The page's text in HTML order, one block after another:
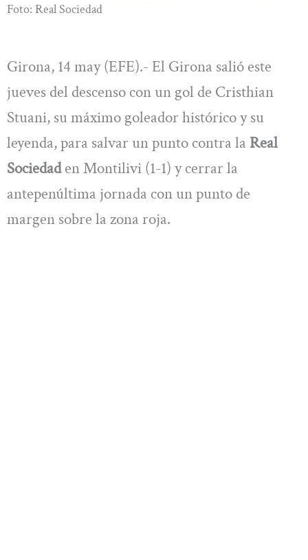
Foto: Real Sociedad
Girona, 14 may (EFE).- El Girona salió este
jueves del descenso con un gol de Cristhian
Stuani, su máximo goleador histórico y su
leyenda, para salvar un punto contra la Real
Sociedaden Montilivi (1-1) y cerrar la
antepenúltima jornada con un punto de
margen sobre la zona roja.